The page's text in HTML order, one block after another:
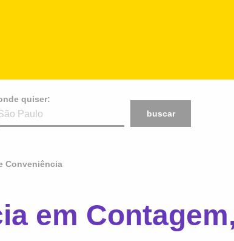
quiser:
buscar
Conveniência
em